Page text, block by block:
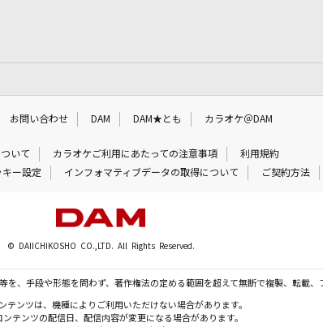
お問い合わせ DAM DAM★とも カラオケ＠DAM
いて カラオケご利用にあたっての注意事項
利用規約
キー設定 インフォマティブデータの取得について ご契約方法
© DAIICHIKOSHO CO.,LTD. All Rights Reserved.
を、手段や形態を問わず、著作権法の定める範囲を超えて無断で複製、転載、
テンツは、機種によりご利用いただけない場合があります。
ンテンツの配信日、配信内容が変更になる場合があります。